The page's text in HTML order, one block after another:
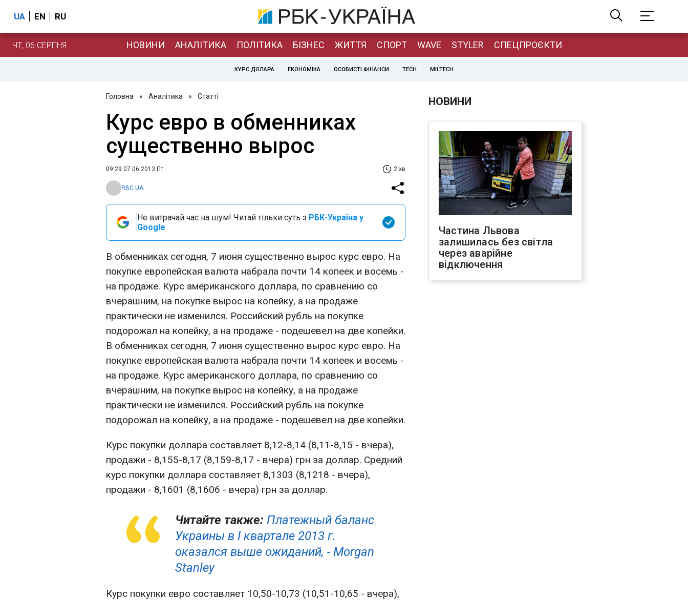
UA EN RU
ЧТ, 06 СЕРПНЯ НОВИНИ АНАЛІТИКА ПОЛІТИКА БІЗНЕС ЖИТТЯ СПОРТ WAVE STYLER СПЕЦПРОЄКТИ
КУРС ДОЛАРА ЕКОНОМІКА ОСОБИСТІ ФІНАНСИ TECH MILTECH
Головна » Аналітика » Статті
Курс евро в обменниках
существенно вырос
09:29 07.06.2013 Пт 2 хв
RBC.UA
Не витрачай час на шум! Читай тільки суть з РБК-Україна у
Google
В обменниках сегодня, 7 июня существенно вырос курс евро. На
покупке европейская валюта набрала почти 14 копеек и восемь -
на продаже. Курс американского доллара, по сравнению со
вчерашним, на покупке вырос на копейку, а на продаже
практически не изменился. Российский рубль на покупке
подорожал на копейку, а на продаже - подешевел на две копейки.
В обменниках сегодня, 7 июня существенно вырос курс евро. На
покупке европейская валюта набрала почти 14 копеек и восемь -
на продаже. Курс американского доллара, по сравнению со
вчерашним, на покупке вырос на копейку, а на продаже
практически не изменился. Российский рубль на покупке
подорожал на копейку, а на продаже - подешевел на две копейки.
Курс покупки доллара составляет 8,12-8,14 (8,11-8,15 - вчера),
продажи - 8,155-8,17 (8,159-8,17 - вчера) грн за доллар. Средний
курс покупки доллара составляет 8,1303 (8,1218 - вчера),
продажи - 8,1601 (8,1606 - вчера) грн за доллар.
Читайте также: Платежный баланс
Украины в І квартале 2013 г.
оказался выше ожиданий, - Morgan
Stanley
Курс покупки евро составляет 10,50-10,73 (10,51-10,65 - вчера),
НОВИНИ
Частина Львова
залишилась без світла
через аварійне
відключення